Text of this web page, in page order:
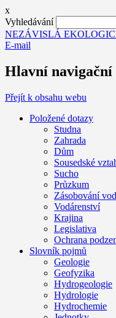
x
Vyhledávání
NEZÁVISLÁ
E-mail
Hlavní navigační
Přejít k obsahu webu
Položené dotazy
Studna
Zahrada
Dům
Sousedské
Sucho
Průzkum
Zásobování
Vodárenství
Krajina
Legislativa
Ochrana
Slovník pojmů
Geologie
Geofyzika
Hydrogeologie
Hydrologie
Hydrochemie